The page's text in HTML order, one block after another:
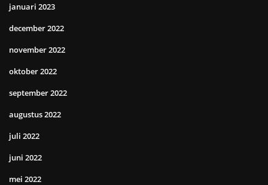
januari 2023
december 2022
november 2022
oktober 2022
september 2022
augustus 2022
juli 2022
juni 2022
mei 2022